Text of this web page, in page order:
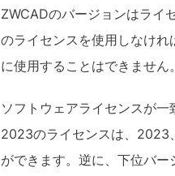
ZWCADのバージョンはライ
のライセンスを使用しなけれ
に使用することはできません
ソフトウェアライセンスが
2023のライセンスは、 2023
ができます。逆に、下位バ